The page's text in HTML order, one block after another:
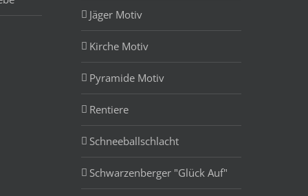
Jäger Motiv
Kirche Motiv
Pyramide Motiv
Rentiere
Schneeballschlacht
Schwarzenberger "Glück Auf"